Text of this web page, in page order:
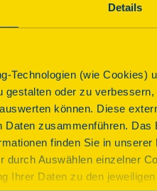
Details
Technologien (wie Cookies)
gestalten oder zu
können. Diese
zusammenführen.
finden Sie in
durch Auswählen einzelner
Ihrer Daten zu den
Jh. entstand an dieser
wurde. Nach ihrer
Obervogts errichten.
Kurie
Nutzung von 2015-21